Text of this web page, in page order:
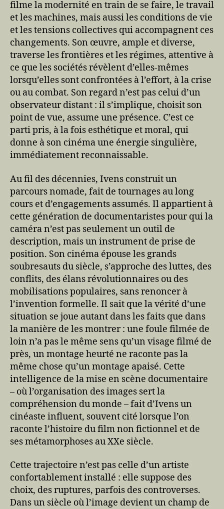
filme la modernité en train de se faire, le travail
et les machines, mais aussi les conditions de vie
et les tensions collectives qui accompagnent ces
changements. Son œuvre, ample et diverse,
traverse les frontières et les régimes, attentive à
ce que les sociétés révèlent d’elles-mêmes
lorsqu’elles sont confrontées à l’effort, à la crise
ou au combat. Son regard n’est pas celui d’un
observateur distant : il s’implique, choisit son
point de vue, assume une présence. C’est ce
parti pris, à la fois esthétique et moral, qui
donne à son cinéma une énergie singulière,
immédiatement reconnaissable.
Au fil des décennies, Ivens construit un
parcours nomade, fait de tournages au long
cours et d’engagements assumés. Il appartient à
cette génération de documentaristes pour qui la
caméra n’est pas seulement un outil de
description, mais un instrument de prise de
position. Son cinéma épouse les grands
soubresauts du siècle, s’approche des luttes, des
conflits, des élans révolutionnaires ou des
mobilisations populaires, sans renoncer à
l’invention formelle. Il sait que la vérité d’une
situation se joue autant dans les faits que dans
la manière de les montrer : une foule filmée de
loin n’a pas le même sens qu’un visage filmé de
près, un montage heurté ne raconte pas la
même chose qu’un montage apaisé. Cette
intelligence de la mise en scène documentaire
– où l’organisation des images sert la
compréhension du monde – fait d’Ivens un
cinéaste influent, souvent cité lorsque l’on
raconte l’histoire du film non fictionnel et de
ses métamorphoses au XXe siècle.
Cette trajectoire n’est pas celle d’un artiste
confortablement installé : elle suppose des
choix, des ruptures, parfois des controverses.
Dans un siècle où l’image devient un champ de